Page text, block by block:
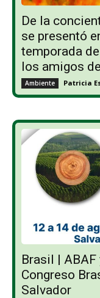
De la
se presentó
temporada
los amigos
Ambiente Patricia
Brasil | ABAF
Congreso
Salvador